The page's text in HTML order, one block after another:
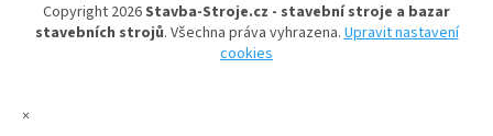
Copyright 2026Stavba-Stroje.cz - stavební stroje a bazar
stavebních strojů. Všechna práva vyhrazena.Upravit nastavení
cookies
×